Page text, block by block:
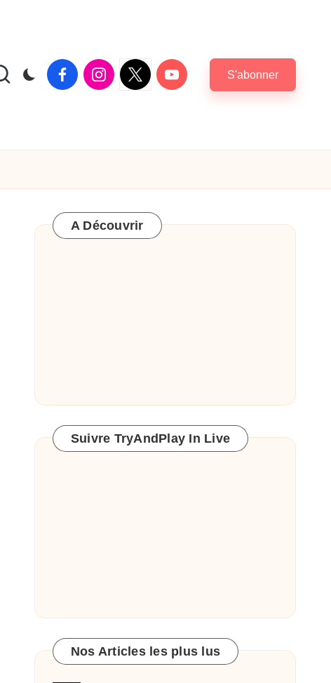
FacebookInstagram
X
Youtube S'abonner
A Découvrir
Suivre TryAndPlay In Live
Nos Articles les plus lus